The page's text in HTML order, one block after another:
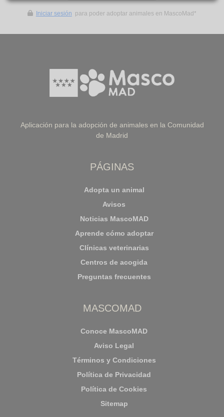
Iniciar sesión para poder adoptar animales en MascoMad*
Aplicación para la adopción de animales en la Comunidad
de Madrid
PÁGINAS
Adopta un animal
Avisos
Noticias MascoMAD
Aprende cómo adoptar
Clínicas veterinarias
Centros de acogida
Preguntas frecuentes
MASCOMAD
Conoce MascoMAD
Aviso Legal
Términos y Condiciones
Política de Privacidad
Política de Cookies
Sitemap